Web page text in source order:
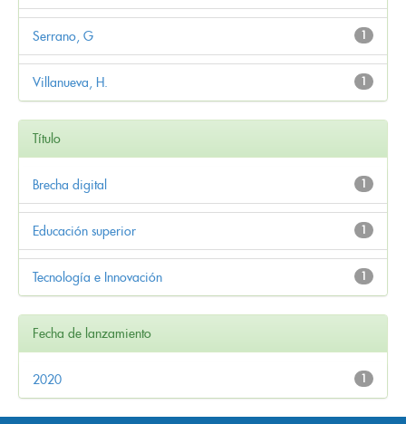
1
Serrano, G
1
Villanueva, H.
Título
1
Brecha digital
1
Educación superior
1
Tecnología e Innovación
Fecha de lanzamiento
1
2020